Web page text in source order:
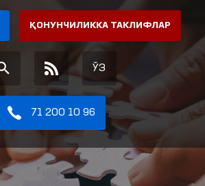
ҚОНУНЧИЛИККА ТАКЛИФЛАР
ЎЗ
71 200 10 96